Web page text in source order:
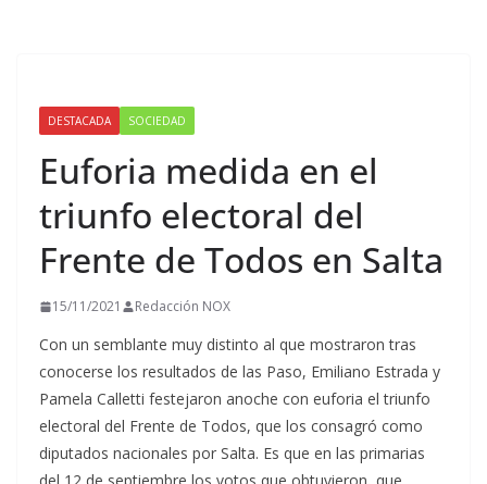
DESTACADA SOCIEDAD
Euforia medida en el
triunfo electoral del
Frente de Todos en Salta
15/11/2021 Redacción NOX
Con un semblante muy distinto al que mostraron tras
conocerse los resultados de las Paso, Emiliano Estrada y
Pamela Calletti festejaron anoche con euforia el triunfo
electoral del Frente de Todos, que los consagró como
diputados nacionales por Salta. Es que en las primarias